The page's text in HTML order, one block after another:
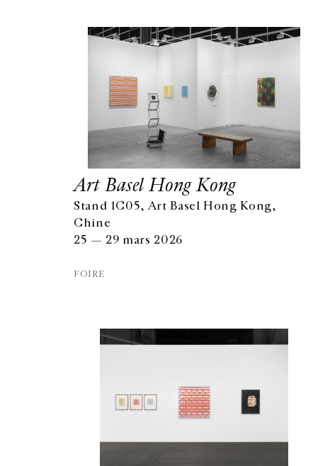
Art Basel Hong Kong
Stand 1C05, Art Basel Hong Kong,
Chine
25 — 29 mars 2026
FOIRE